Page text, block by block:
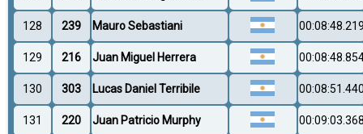
128 239 Mauro Sebastiani
129 216 Juan Miguel Herrera
130 303 Lucas Daniel Terribile
131 220 Juan Patricio Murphy